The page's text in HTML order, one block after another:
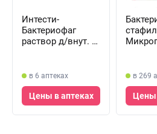
Интести-
Бактериофаг
раствор д/внут. и
(флаконы)
в 6 аптеках
Цены в аптеках
прим.
в 269
Цены